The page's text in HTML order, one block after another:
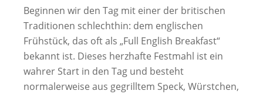
Beginnen wir den Tag mit einer der britischen
Traditionen schlechthin: dem englischen
Frühstück, das oft als „Full English Breakfast“
bekannt ist. Dieses herzhafte Festmahl ist ein
wahrer Start in den Tag und besteht
normalerweise aus gegrilltem Speck, Würstchen,